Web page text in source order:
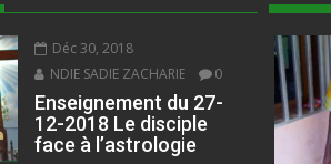
Déc 30, 2018
NDIE SADIE ZACHARIE
0
Enseignement du 27-
12-2018 Le disciple
face à l’astrologie